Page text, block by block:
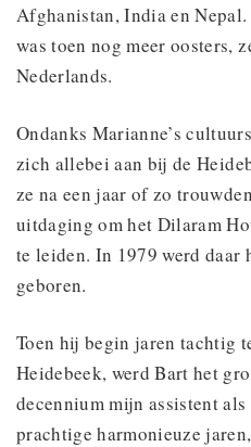
Afghanistan, India en
was toen nog meer oosters,
Nederlands.
Ondanks Marianne’s
zich allebei aan bij de
ze na een jaar of zo
uitdaging om het Dilaram
te leiden. In 1979 werd daar
geboren.
Toen hij begin jaren tachtig
Heidebeek, werd Bart het
decennium mijn assistent
prachtige harmonieuze